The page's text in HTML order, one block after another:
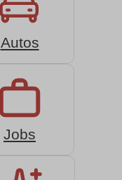
Autos
Jobs